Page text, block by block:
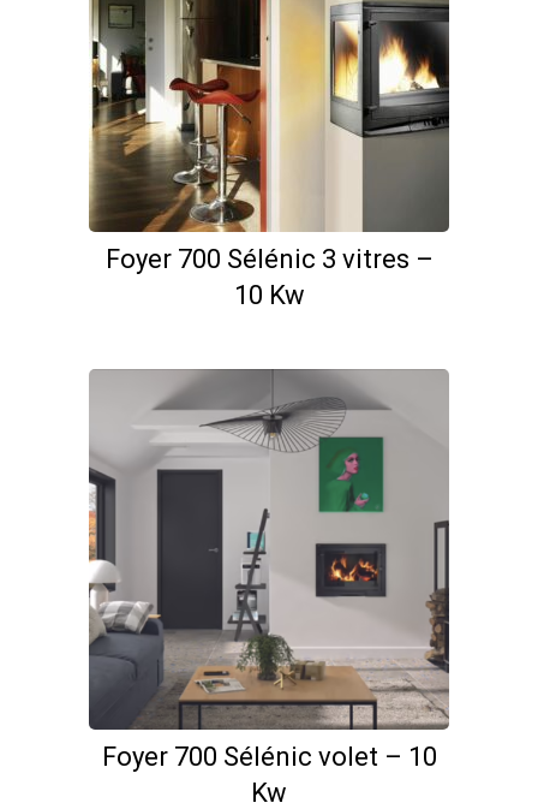
Foyer 700 Sélénic 3 vitres –
10 Kw
Foyer 700 Sélénic volet – 10
Kw